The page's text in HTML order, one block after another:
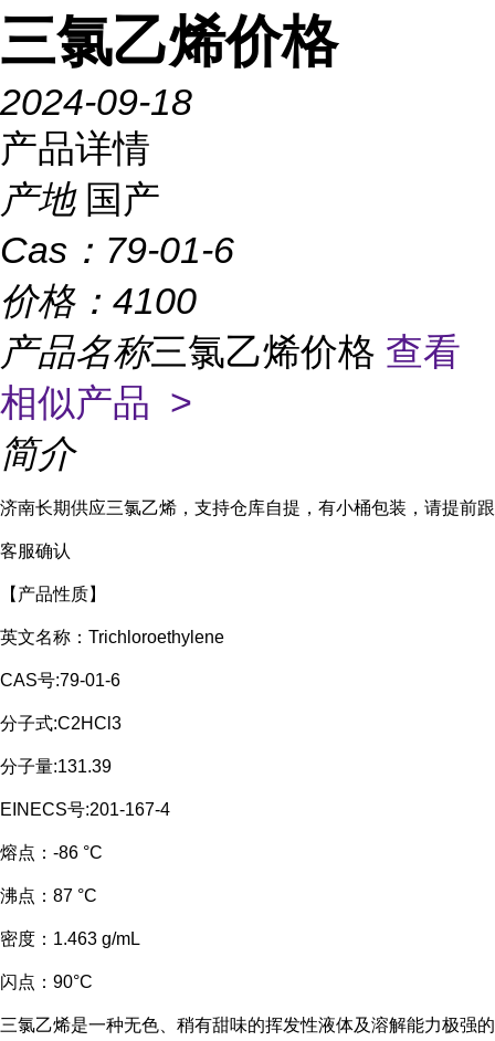
三氯乙烯价格
2024-09-18
产品详情
产地 国产
Cas： 79-01-6
价格： 4100
产品名称三氯乙烯价格 查看
相似产品 >
简介
济南长期供应三氯乙烯，支持仓库自提，有小桶包装，请提前跟
客服确认
【产品性质】
英文名称：Trichloroethylene
CAS号:79-01-6
分子式:C2HCl3
分子量:131.39
EINECS号:201-167-4
熔点： -86 °C
沸点： 87 °C
密度： 1.463 g/mL
闪点： 90°C
三氯乙烯是一种无色、稍有甜味的挥发性液体及溶解能力极强的